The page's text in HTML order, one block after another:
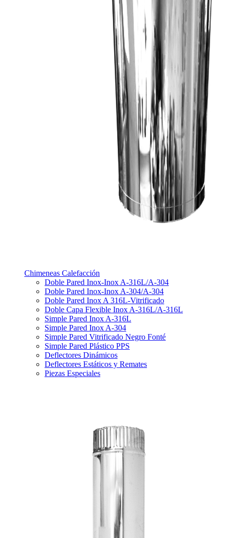
Chimeneas Calefacción
Doble Pared Inox-Inox A-316L/A-304
Doble Pared Inox-Inox A-304/A-304
Doble Pared Inox A 316L-Vitrificado
Doble Capa Flexible Inox A-316L/A-316L
Simple Pared Inox A-316L
Simple Pared Inox A-304
Simple Pared Vitrificado Negro Fonté
Simple Pared Plástico PPS
Deflectores Dinámicos
Deflectores Estáticos y Remates
Piezas Especiales